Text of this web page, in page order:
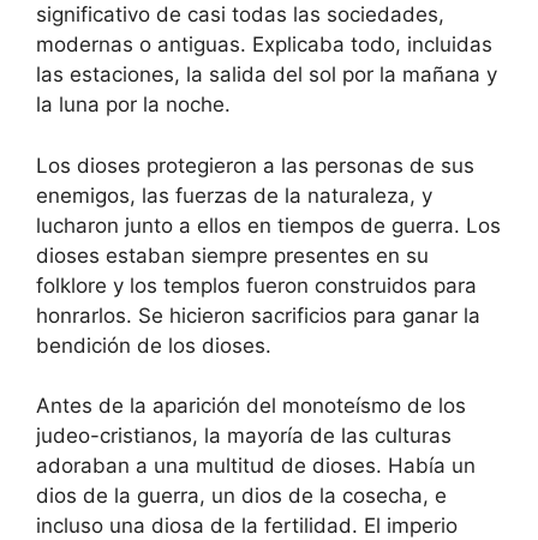
significativo de casi todas las sociedades,
modernas o antiguas. Explicaba todo, incluidas
las estaciones, la salida del sol por la mañana y
la luna por la noche.
Los dioses protegieron a las personas de sus
enemigos, las fuerzas de la naturaleza, y
lucharon junto a ellos en tiempos de guerra. Los
dioses estaban siempre presentes en su
folklore y los templos fueron construidos para
honrarlos. Se hicieron sacrificios para ganar la
bendición de los dioses.
Antes de la aparición del monoteísmo de los
judeo-cristianos, la mayoría de las culturas
adoraban a una multitud de dioses. Había un
dios de la guerra, un dios de la cosecha, e
incluso una diosa de la fertilidad. El imperio